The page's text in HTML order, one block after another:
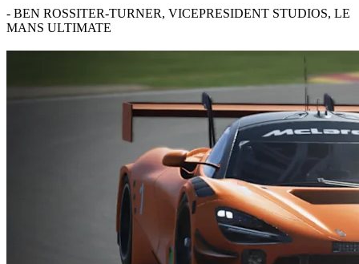
- BEN ROSSITER-TURNER, VICEPRESIDENT STUDIOS, LE
MANS ULTIMATE